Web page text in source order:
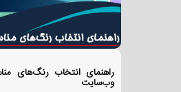
راهنمای انتخاب رنگ‌های
وب‌سایت